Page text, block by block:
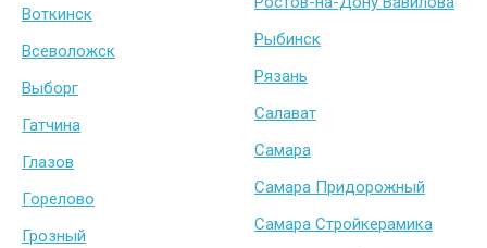
Воткинск
Всеволожск
Выборг
Гатчина
Глазов
Горелово
Грозный
Рыбинск
Рязань
Салават
Самара
Самара Придорожный
Самара Стройкерамика